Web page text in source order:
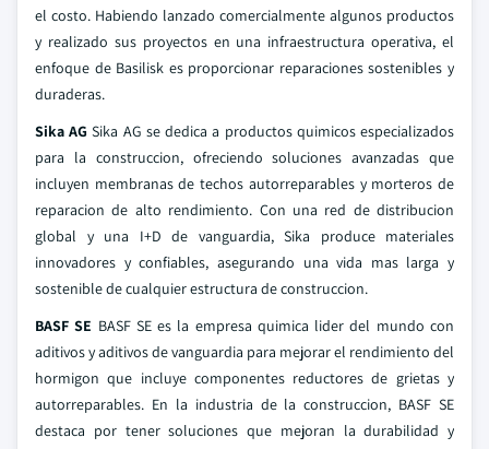
el costo. Habiendo lanzado comercialmente algunos productos
y realizado sus proyectos en una infraestructura operativa, el
enfoque de Basilisk es proporcionar reparaciones sostenibles y
duraderas.
Sika AG Sika AG se dedica a productos quimicos especializados
para la construccion, ofreciendo soluciones avanzadas que
incluyen membranas de techos autorreparables y morteros de
reparacion de alto rendimiento. Con una red de distribucion
global y una I+D de vanguardia, Sika produce materiales
innovadores y confiables, asegurando una vida mas larga y
sostenible de cualquier estructura de construccion.
BASF SE BASF SE es la empresa quimica lider del mundo con
aditivos y aditivos de vanguardia para mejorar el rendimiento del
hormigon que incluye componentes reductores de grietas y
autorreparables. En la industria de la construccion, BASF SE
destaca por tener soluciones que mejoran la durabilidad y